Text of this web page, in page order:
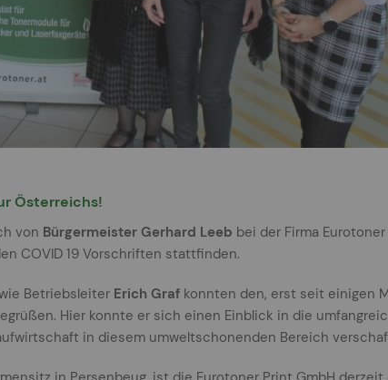
Österreichs!
von Bürgermeister Gerhard Leeb bei der Firma
COVID 19 Vorschriften stattfinden.
Betriebsleiter Erich Graf konnten den, erst seit einigen
Hier konnte er sich einen Einblick in die
in diesem umweltschonenden Bereich